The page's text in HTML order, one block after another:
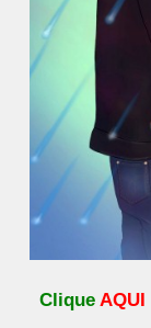
Clique AQUI